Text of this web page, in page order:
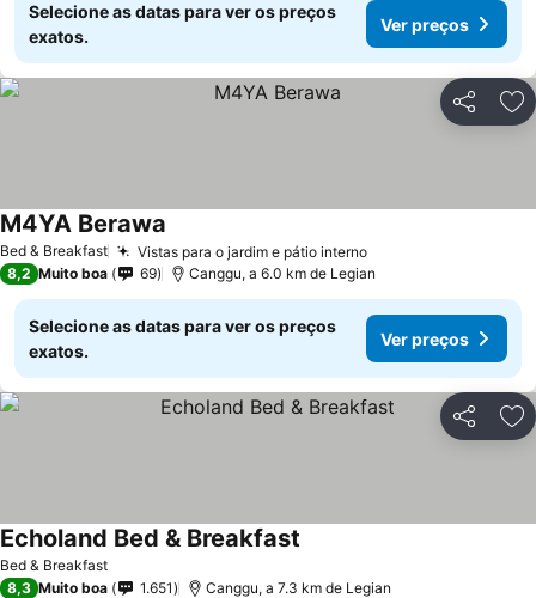
Selecione as datas para ver os preços
exatos.
Ver preços
Partilhar
Bed & Breakfast Vistas para o jardim e pátio internoVer preços
M4YA Berawa
8,2 Muito boa 69 Canggu, a 6.0 km de Legian
Selecione as datas para ver os preços
exatos.
Ver preços
Partilhar
Bed & Breakfast
Echoland Bed & Breakfast
8,3 Muito boa 1.651 Canggu, a 7.3 km de Legian